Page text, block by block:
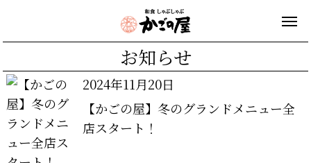
お知らせ
2024年11月20日
【かごの屋】冬のグランドメニュー全
店スタート！